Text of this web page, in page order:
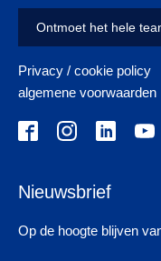
Ontmoet het hele
Privacy / cookie policy
algemene voorwaarden
Nieuwsbrief
Op de hoogte blijven